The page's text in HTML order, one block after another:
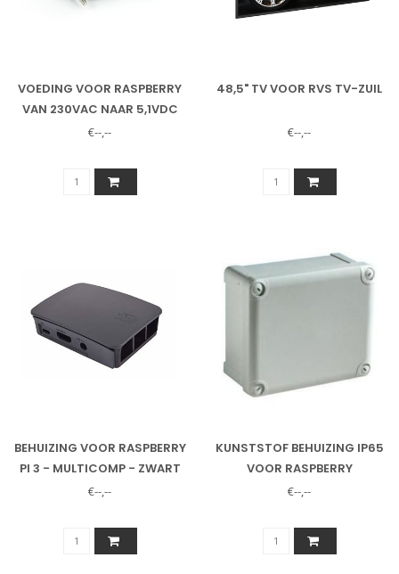
VOEDING VOOR RASPBERRY
VAN 230VAC NAAR 5,1VDC
€--,--
48,5" TV VOOR RVS TV-ZUIL
€--,--
BEHUIZING VOOR RASPBERRY
PI 3 - MULTICOMP - ZWART
€--,--
KUNSTSTOF BEHUIZING IP65
VOOR RASPBERRY
€--,--